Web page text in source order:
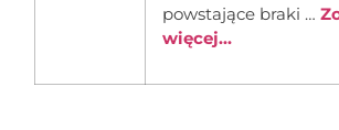
powstające braki …
więcej...